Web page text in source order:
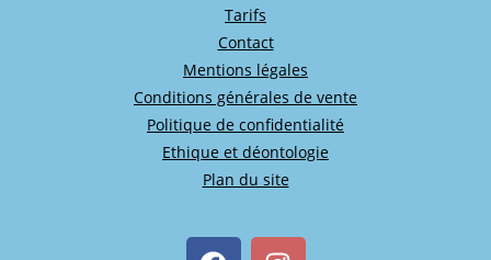
Tarifs
Contact
Mentions légales
Conditions générales de vente
Politique de confidentialité
Ethique et déontologie
Plan du site